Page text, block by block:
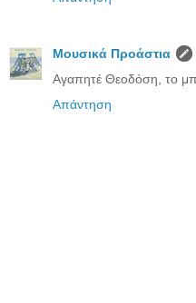
Μουσικά Προάστια
Αγαπητέ Θεοδόση, το
Απάντηση